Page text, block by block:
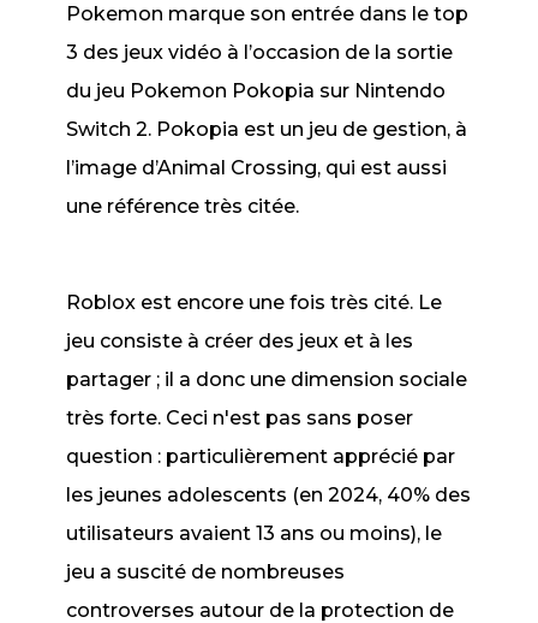
Pokemon marque son entrée dans le top
3 des jeux vidéo à l’occasion de la sortie
du jeu Pokemon Pokopia sur Nintendo
Switch 2. Pokopia est un jeu de gestion, à
l’image d’Animal Crossing, qui est aussi
une référence très citée.
Roblox est encore une fois très cité. Le
jeu consiste à créer des jeux et à les
partager ; il a donc une dimension sociale
très forte. Ceci n'est pas sans poser
question : particulièrement apprécié par
les jeunes adolescents (en 2024, 40% des
utilisateurs avaient 13 ans ou moins), le
jeu a suscité de nombreuses
controverses autour de la protection de